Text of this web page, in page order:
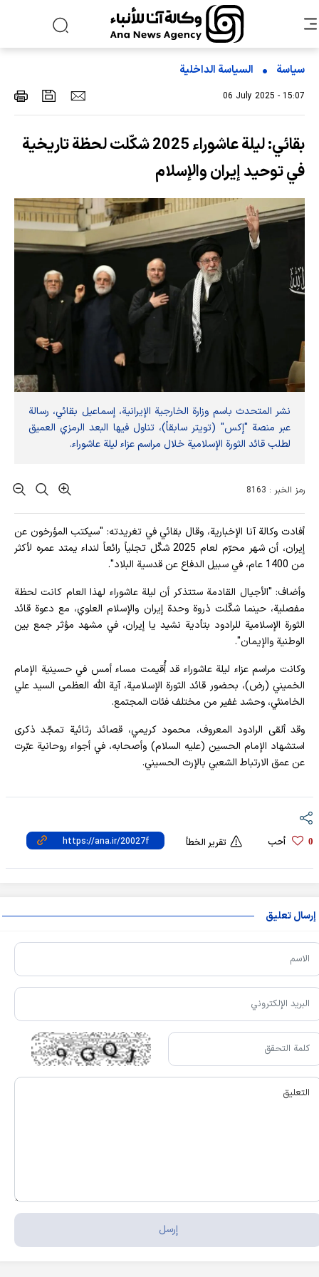
سياسة السیاسة الداخلیة
06 July 2025 - 15:07
بقائي: ليلة عاشوراء 2025 شكّلت لحظة تاريخية
في توحيد إيران والإسلام
نشر المتحدث باسم وزارة الخارجية الإيرانية، إسماعيل بقائي، رسالة
عبر منصة "إكس" (تويتر سابقاً)، تناول فيها البعد الرمزي العميق
لطلب قائد الثورة الإسلامية خلال مراسم عزاء ليلة عاشوراء.
رمز الخبر : 8163
أفادت وکالة آنا الإخباریة، وقال بقائي في تغريدته: "سيكتب المؤرخون عن
إيران، أن شهر محرّم لعام 2025 شكّل تجلياً رائعاً لنداء يمتد عمره لأكثر
من 1400 عام، في سبيل الدفاع عن قدسية البلاد".
وأضاف: "الأجيال القادمة ستتذكر أن ليلة عاشوراء لهذا العام كانت لحظة
مفصلية، حينما شكّلت ذروة وحدة إيران والإسلام العلوي، مع دعوة قائد
الثورة الإسلامية للرادود بتأدية نشيد يا إيران، في مشهد مؤثر جمع بين
الوطنية والإيمان".
وكانت مراسم عزاء ليلة عاشوراء قد أُقيمت مساء أمس في حسينية الإمام
الخميني (رض)، بحضور قائد الثورة الإسلامية، آية الله العظمى السيد علي
الخامنئي، وحشد غفير من مختلف فئات المجتمع.
وقد ألقى الرادود المعروف، محمود كريمي، قصائد رثائية تمجّد ذكرى
استشهاد الإمام الحسين (عليه السلام) وأصحابه، في أجواء روحانية عبّرت
عن عمق الارتباط الشعبي بالإرث الحسيني.
0 أحب تقرير الخطأ
إرسال تعليق